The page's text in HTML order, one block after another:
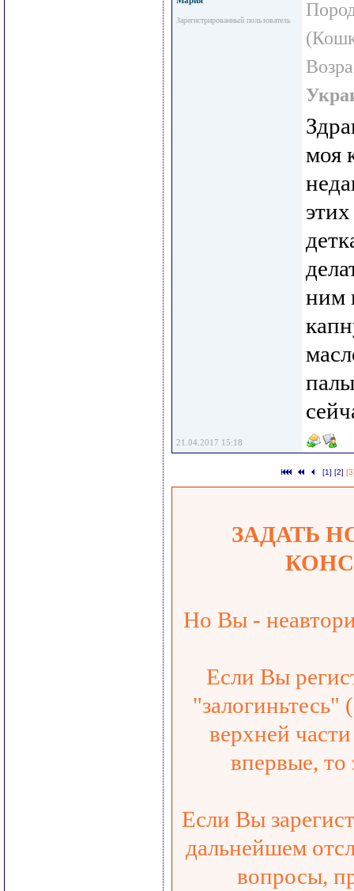
Зарегистрированный пользователь
моя
ним
21.04.2017 15:18
[1] [2]
ЗАДАТЬ
Но Вы -
Если Вы
"залогиньтесь"
верхней
впервые, то
Если Вы
дальнейшем
вопросы,